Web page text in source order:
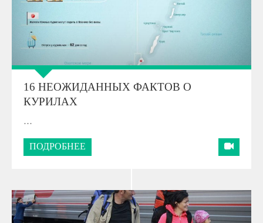
16 НЕОЖИДАННЫХ ФАКТОВ О
КУРИЛАХ
…
ПОДРОБНЕЕ